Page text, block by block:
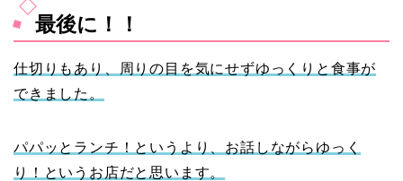
最後に！！
仕切りもあり、周りの目を気にせずゆっくりと食事が
できました。
パパッとランチ！というより、お話しながらゆっく
り！というお店だと思います。